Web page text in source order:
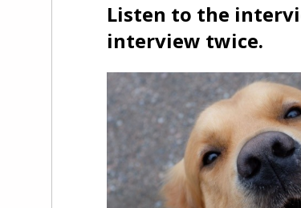
Listen to the
interview twice.